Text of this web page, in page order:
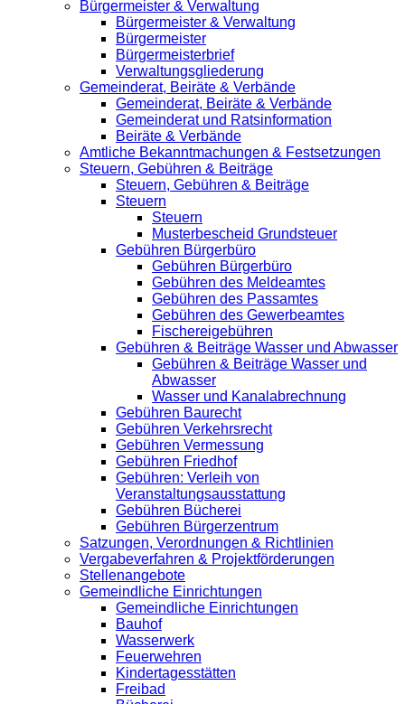
Bürgermeister & Verwaltung
Bürgermeister & Verwaltung
Bürgermeister
Bürgermeisterbrief
Verwaltungsgliederung
Gemeinderat, Beiräte & Verbände
Gemeinderat, Beiräte & Verbände
Gemeinderat und Ratsinformation
Beiräte & Verbände
Amtliche Bekanntmachungen & Festsetzungen
Steuern, Gebühren & Beiträge
Steuern, Gebühren & Beiträge
Steuern
Steuern
Musterbescheid Grundsteuer
Gebühren Bürgerbüro
Gebühren Bürgerbüro
Gebühren des Meldeamtes
Gebühren des Passamtes
Gebühren des Gewerbeamtes
Fischereigebühren
Gebühren & Beiträge Wasser und Abwasser
Gebühren & Beiträge Wasser und
Abwasser
Wasser und Kanalabrechnung
Gebühren Baurecht
Gebühren Verkehrsrecht
Gebühren Vermessung
Gebühren Friedhof
Gebühren: Verleih von
Veranstaltungsausstattung
Gebühren Bücherei
Gebühren Bürgerzentrum
Satzungen, Verordnungen & Richtlinien
Vergabeverfahren & Projektförderungen
Stellenangebote
Gemeindliche Einrichtungen
Gemeindliche Einrichtungen
Bauhof
Wasserwerk
Feuerwehren
Kindertagesstätten
Freibad